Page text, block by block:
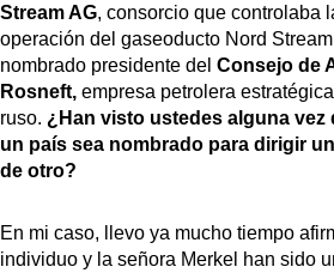
Stream AG, consorcio que controlaba
operación del gaseoducto Nord
nombrado presidente del Consejo de
Rosneft, empresa petrolera
ruso. ¿Han visto ustedes alguna vez
un país sea nombrado para dirigir
de otro?
En mi caso, llevo ya mucho tiempo
individuo y la señora Merkel han sido